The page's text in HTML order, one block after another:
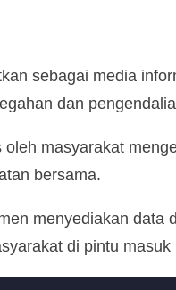
sebagai media
dan
masyarakat
bersama.
menyediakan data
di pintu